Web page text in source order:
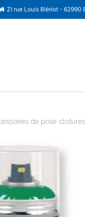
ZI rue Louis Blériot - 62990
de pose clotures